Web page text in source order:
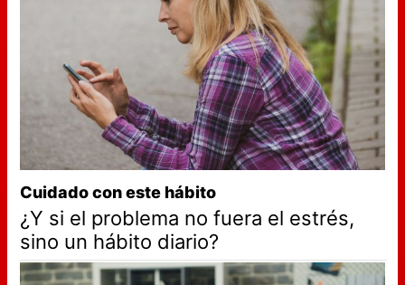
Cuidado con este hábito
¿Y si el problema no fuera el estrés,
sino un hábito diario?